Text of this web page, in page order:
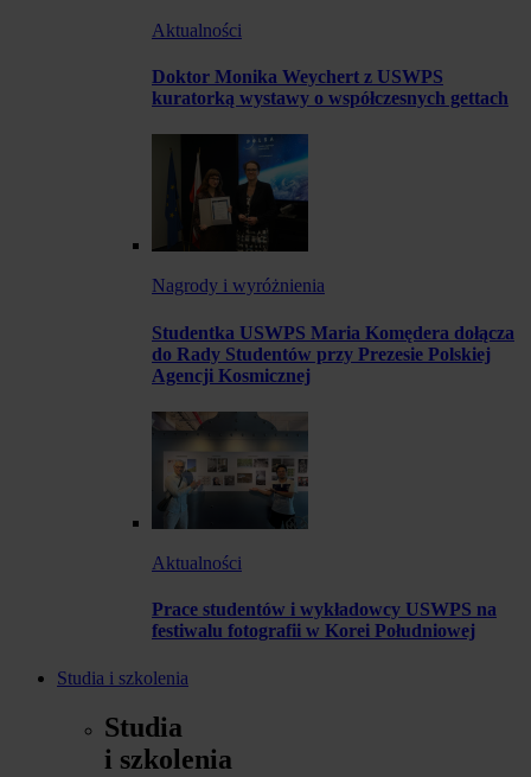
Aktualności
Doktor Monika Weychert z USWPS
kuratorką wystawy o współczesnych gettach
Nagrody i wyróżnienia
Studentka USWPS Maria Komędera dołącza
do Rady Studentów przy Prezesie Polskiej
Agencji Kosmicznej
Aktualności
Prace studentów i wykładowcy USWPS na
festiwalu fotografii w Korei Południowej
Studia i szkolenia
Studia
i szkolenia